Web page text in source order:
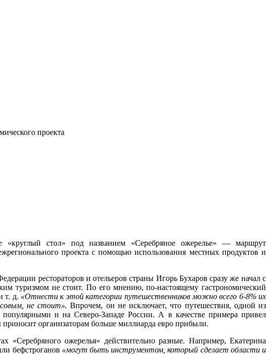
проекта
стол» под названием «Серебряное ожерелье» — маршрут
проекта с помощью использования местных продуктов и
рестораторов и отельеров страны Игорь Бухаров сразу же начал с
туризмом не стоит. По его мнению, по-настоящему гастрономический
т. д. «Отнести к этой категории путешественников можно всего 6-8% их
не стоит».Впрочем, он не исключает, что путешествия, одной из
популярными и на Северо-Западе России. А в качестве примера привел
организаторам больше миллиарда евро прибыли.
«Серебряного ожерелья» действительно разные. Например, Екатерина
бефстроганов «могут быть инструментом, который сделает области и